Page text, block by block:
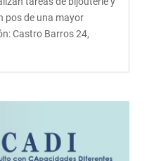
pos de una mayor
Castro Barros 24,